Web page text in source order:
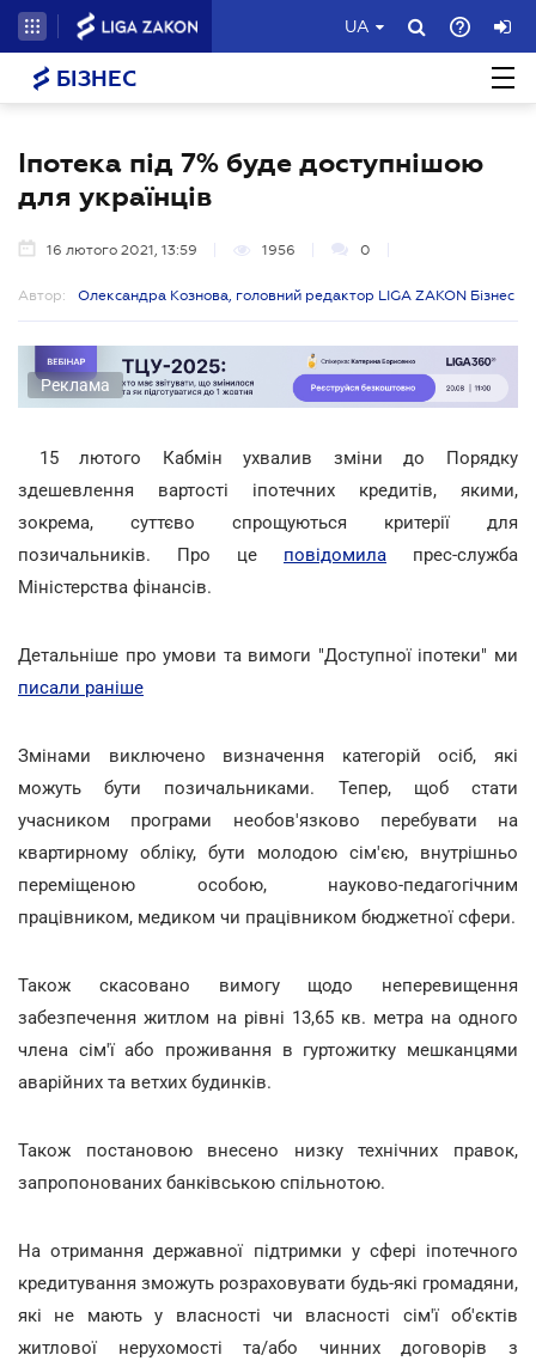
UA
БІЗНЕС
Іпотека під 7% буде доступнішою
для українців
16 лютого 2021, 13:59 1956 0
Автор: Олександра Кознова, головний редактор LIGA ZAKON Бізнес
Реклама
15 лютого Кабмін ухвалив зміни до Порядку
здешевлення вартості іпотечних кредитів, якими,
зокрема, суттєво спрощуються критерії для
позичальників. Про це повідомила прес-служба
Міністерства фінансів.
Детальніше про умови та вимоги "Доступної іпотеки" ми
писали раніше
Змінами виключено визначення категорій осіб, які
можуть бути позичальниками. Тепер, щоб стати
учасником програми необов'язково перебувати на
квартирному обліку, бути молодою сім'єю, внутрішньо
переміщеною особою, науково-педагогічним
працівником, медиком чи працівником бюджетної сфери.
Також скасовано вимогу щодо неперевищення
забезпечення житлом на рівні 13,65 кв. метра на одного
члена сім'ї або проживання в гуртожитку мешканцями
аварійних та ветхих будинків.
Також постановою внесено низку технічних правок,
запропонованих банківською спільнотою.
На отримання державної підтримки у сфері іпотечного
кредитування зможуть розраховувати будь-які громадяни,
які не мають у власності чи власності сім'ї об'єктів
житлової нерухомості та/або чинних договорів з